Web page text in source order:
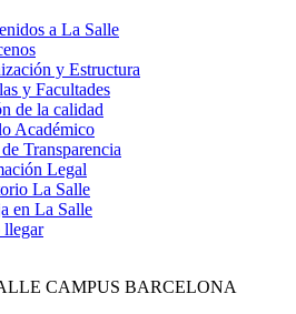
a La Salle
y Estructura
y Facultades
de la calidad
Académico
Transparencia
Legal
La Salle
en La Salle
llegar
CAMPUS BARCELONA